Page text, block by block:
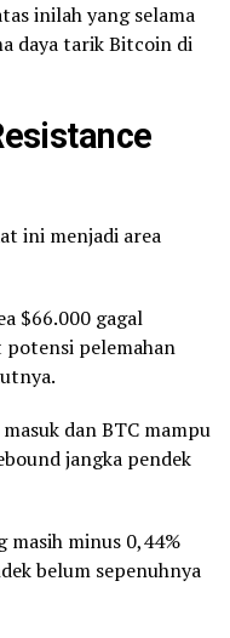
inilah yang selama
daya tarik Bitcoin di
ini menjadi area
$66.000 gagal
potensi pelemahan
dan BTC mampu
jangka pendek
masih minus 0,44%
belum sepenuhnya